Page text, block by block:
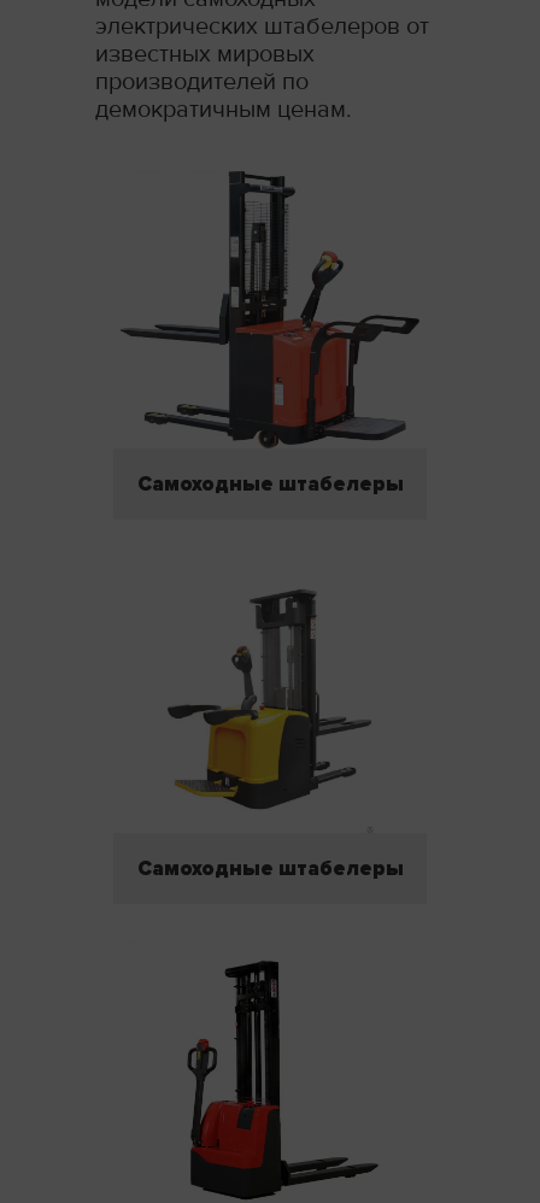
электрических штабелеров от
известных мировых
производителей по
демократичным ценам.
Самоходные штабелеры
Самоходные штабелеры